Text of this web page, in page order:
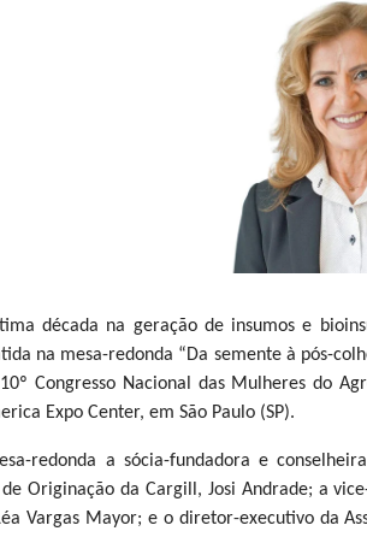
década na geração de insumos e
na mesa-redonda “Da semente à pós-
Congresso Nacional das Mulheres do
Expo Center, em São Paulo (SP).
redonda a sócia-fundadora e
Originação da Cargill, Josi Andrade; a
Vargas Mayor; e o diretor-executivo da